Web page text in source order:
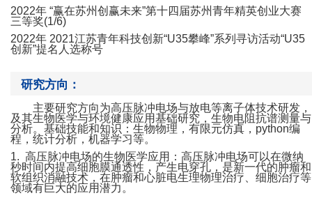
2022年 “赢在苏州创赢未来”第十四届苏州青年精英创业大赛
三等奖(1/6)
2022年 2021江苏青年科技创新“U35攀峰”系列寻访活动“U35
创新”提名人选称号
研究方向：
主要研究方向为高压脉冲电场与放电等离子体技术研发，
及其生物医学与环境健康应用基础研究，生物电阻抗谱测量与
分析。基础技能和知识：生物物理，有限元仿真， python编
程，统计分析，机器学习等。
1. 高压脉冲电场的生物医学应用：高压脉冲电场可以在微纳
秒时间内提高细胞膜通透性，产生电穿孔，是新一代的肿瘤和
软组织消融技术，在肿瘤和心脏电生理物理治疗、细胞治疗等
领域有巨大的应用潜力。